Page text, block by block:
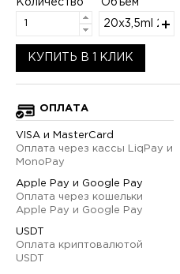
Количество Объем
20х3,5ml 200
КУПИТЬ В 1 КЛИК
ОПЛАТА
VISA и MasterCard
Оплата через кассы LiqPay и
MonoPay
Apple Pay и Google Pay
Оплата через кошельки
Apple Pay и Google Pay
USDT
Оплата криптовалютой
USDT